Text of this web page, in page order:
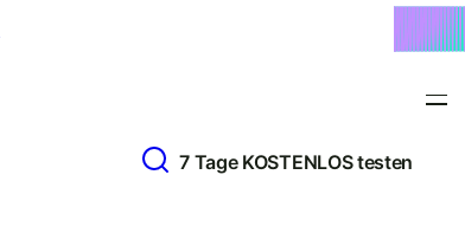
7 Tage KOSTENLOS testen